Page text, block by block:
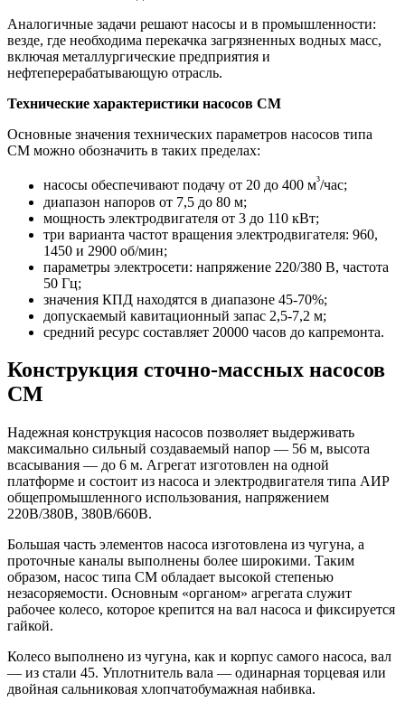
Аналогичные задачи решают насосы и в промышленности:
везде, где необходима перекачка загрязненных водных масс,
включая металлургические предприятия и
нефтеперерабатывающую отрасль.
Технические характеристики насосов СМ
Основные значения технических параметров насосов типа
СМ можно обозначить в таких пределах:
насосы обеспечивают подачу от 20 до 400 м³/час;
диапазон напоров от 7,5 до 80 м;
мощность электродвигателя от 3 до 110 кВт;
три варианта частот вращения электродвигателя: 960,
1450 и 2900 об/мин;
параметры электросети: напряжение 220/380 В, частота
50 Гц;
значения КПД находятся в диапазоне 45-70%;
допускаемый кавитационный запас 2,5-7,2 м;
средний ресурс составляет 20000 часов до капремонта.
Конструкция сточно-массных насосов
СМ
Надежная конструкция насосов позволяет выдерживать
максимально сильный создаваемый напор — 56 м, высота
всасывания — до 6 м. Агрегат изготовлен на одной
платформе и состоит из насоса и электродвигателя типа АИР
общепромышленного использования, напряжением
220В/380В, 380В/660В.
Большая часть элементов насоса изготовлена из чугуна, а
проточные каналы выполнены более широкими. Таким
образом, насос типа СМ обладает высокой степенью
незасоряемости. Основным «органом» агрегата служит
рабочее колесо, которое крепится на вал насоса и фиксируется
гайкой.
Колесо выполнено из чугуна, как и корпус самого насоса, вал
— из стали 45. Уплотнитель вала — одинарная торцевая или
двойная сальниковая хлопчатобумажная набивка.